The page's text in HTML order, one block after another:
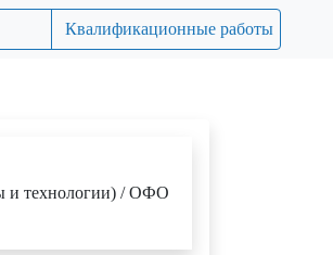
Квалификационные работы
и технологии) / ОФО